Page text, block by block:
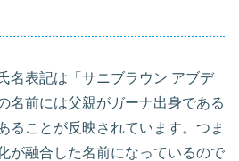
名表記は「サニブラウン アブデ
名前には父親がガーナ出身である
ることが反映されています。つま
が融合した名前になっているので